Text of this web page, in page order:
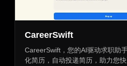
CareerSwift
CareerSwift，您的AI驱动求职助
化简历，自动投递简历，助力您